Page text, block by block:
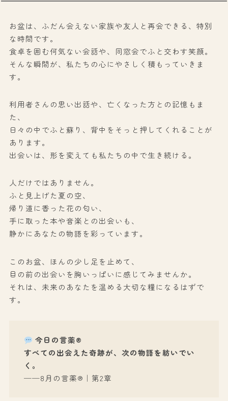
お盆は、ふだん会えない家族や友人と再会できる、特別
な時間です。
食卓を囲む何気ない会話や、同窓会でふと交わす笑顔。
そんな瞬間が、私たちの心にやさしく積もっていきま
す。
利用者さんの思い出話や、亡くなった方との記憶もま
た、
日々の中でふと蘇り、背中をそっと押してくれることが
あります。
出会いは、形を変えても私たちの中で生き続ける。
人だけではありません。
ふと見上げた夏の空、
帰り道に香った花の匂い、
手に取った本や音楽との出会いも、
静かにあなたの物語を彩っています。
このお盆、ほんの少し足を止めて、
目の前の出会いを胸いっぱいに感じてみませんか。
それは、未来のあなたを温める大切な糧になるはずで
す。
今日の言薬®
すべての出会えた奇跡が、次の物語を紡いでい
く。
──8月の言薬®｜第2章